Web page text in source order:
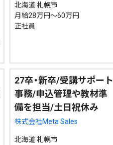
北海道 札幌市
月給28万円～60万円
正社員
27卒・新卒/受講サポート
事務/申込管理や教材準
備を担当/土日祝休み
株式会社Meta Sales
北海道 札幌市